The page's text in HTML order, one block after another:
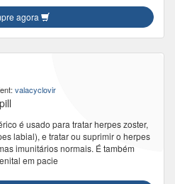
agora
valacyclovir
é usado para tratar herpes zoster,
labial), e tratar ou suprimir o herpes
imunitários normais. É também
em pacie